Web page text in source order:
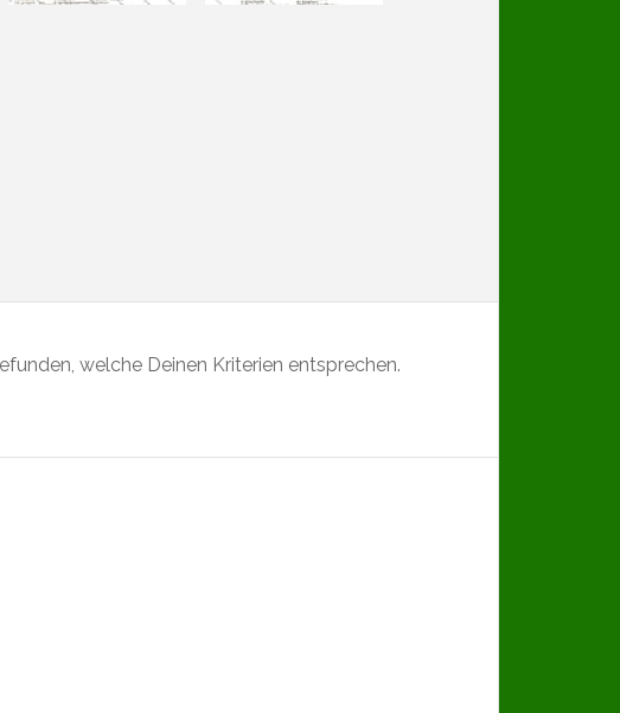
welche Deinen Kriterien entsprechen.